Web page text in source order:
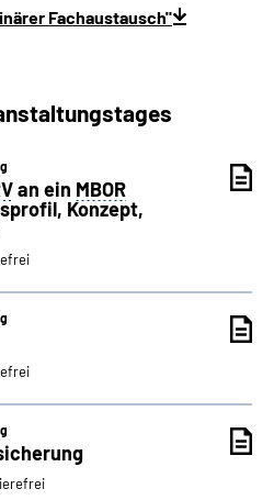
Fachaustausch"
an ein MBOR
Konzept,